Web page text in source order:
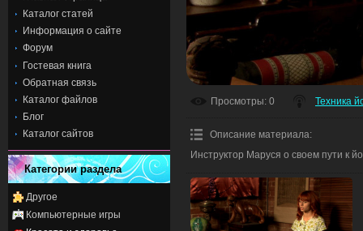
Каталог статей
Информация о сайте
Форум
Гостевая книга
Обратная связь
Каталог файлов
Блог
Каталог сайтов
Категории раздела
Другое
Компьютерные игры
Просмотры: 0 Техника
Описание материала:
Инструктор Маруся о своем пути к